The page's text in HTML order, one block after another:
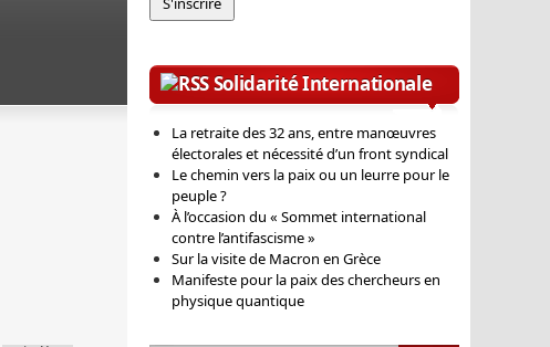
Solidarité Internationale
La retraite des 32 ans, entre manœuvres
électorales et nécessité d’un front syndical
Le chemin vers la paix ou un leurre pour le
peuple ?
À l’occasion du « Sommet international
contre l’antifascisme »
Sur la visite de Macron en Grèce
Manifeste pour la paix des chercheurs en
physique quantique